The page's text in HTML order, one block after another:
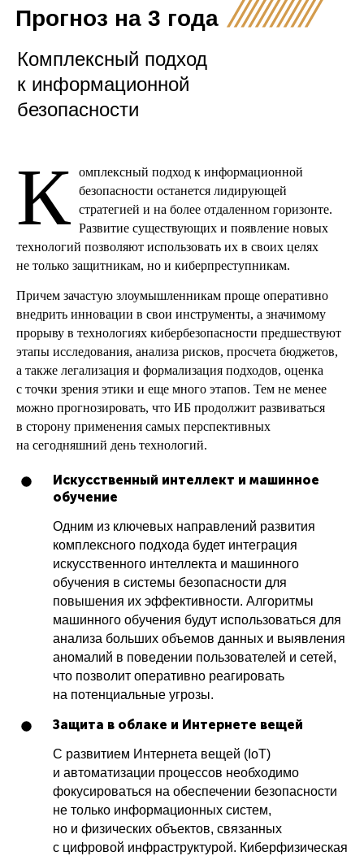
Прогноз на 3 года
Комплексный подход
к информационной
безопасности
К омплексный подход к информационной
безопасности останется лидирующей
стратегией и на более отдаленном горизонте.
Развитие существующих и появление новых
технологий позволяют использовать их в своих целях
не только защитникам, но и киберпреступникам.
Причем зачастую злоумышленникам проще оперативно
внедрить инновации в свои инструменты, а значимому
прорыву в технологиях кибербезопасности предшествуют
этапы исследования, анализа рисков, просчета бюджетов,
а также легализация и формализация подходов, оценка
с точки зрения этики и еще много этапов. Тем не менее
можно прогнозировать, что ИБ продолжит развиваться
в сторону применения самых перспективных
на сегодняшний день технологий.
Искусственный интеллект и машинное
обучение
Одним из ключевых направлений развития
комплексного подхода будет интеграция
искусственного интеллекта и машинного
обучения в системы безопасности для
повышения их эффективности. Алгоритмы
машинного обучения будут использоваться для
анализа больших объемов данных и выявления
аномалий в поведении пользователей и сетей,
что позволит оперативно реагировать
на потенциальные угрозы.
Защита в облаке и Интернете вещей
С развитием Интернета вещей (IoT)
и автоматизации процессов необходимо
фокусироваться на обеспечении безопасности
не только информационных систем,
но и физических объектов, связанных
с цифровой инфраструктурой. Киберфизическая